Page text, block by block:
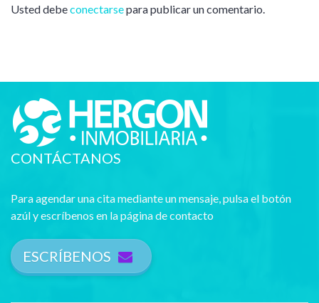
Usted debeconectarsepara publicar un comentario.
CONTÁCTANOS
Para agendar una cita mediante un mensaje, pulsa el botón
azúl y escríbenos en la página de contacto
ESCRÍBENOS